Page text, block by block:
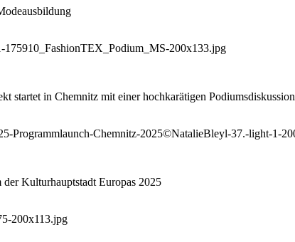
startet in Chemnitz mit einer hochkarätigen Podiumsdiskussion
Kulturhauptstadt Europas 2025